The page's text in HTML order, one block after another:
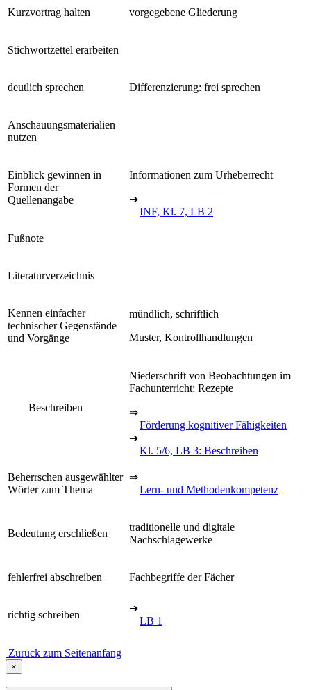
Kurzvortrag halten vorgegebene Gliederung
Stichwortzettel erarbeiten
deutlich sprechen Differenzierung: frei sprechen
Anschauungsmaterialien
nutzen
Einblick gewinnen in
Formen der
Quellenangabe
Informationen zum Urheberrecht
➔
INF, Kl. 7, LB 2
Fußnote
Literaturverzeichnis
Kennen einfacher
technischer Gegenstände
und Vorgänge
mündlich, schriftlich
Muster, Kontrollhandlungen
Beschreiben
Niederschrift von Beobachtungen im
Fachunterricht; Rezepte
⇒
Förderung kognitiver Fähigkeiten
➔
Kl. 5/6, LB 3: Beschreiben
Beherrschen ausgewählter
Wörter zum Thema
⇒
Lern- und Methodenkompetenz
Bedeutung erschließen
traditionelle und digitale
Nachschlagewerke
fehlerfrei abschreiben Fachbegriffe der Fächer
richtig schreiben
➔
LB 1
Zurück zum Seitenanfang
×